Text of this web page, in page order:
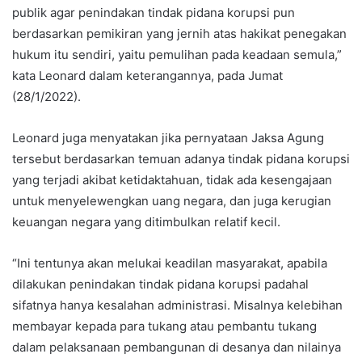
publik agar penindakan tindak pidana korupsi pun
berdasarkan pemikiran yang jernih atas hakikat penegakan
hukum itu sendiri, yaitu pemulihan pada keadaan semula,”
kata Leonard dalam keterangannya, pada Jumat
(28/1/2022).
Leonard juga menyatakan jika pernyataan Jaksa Agung
tersebut berdasarkan temuan adanya tindak pidana korupsi
yang terjadi akibat ketidaktahuan, tidak ada kesengajaan
untuk menyelewengkan uang negara, dan juga kerugian
keuangan negara yang ditimbulkan relatif kecil.
“Ini tentunya akan melukai keadilan masyarakat, apabila
dilakukan penindakan tindak pidana korupsi padahal
sifatnya hanya kesalahan administrasi. Misalnya kelebihan
membayar kepada para tukang atau pembantu tukang
dalam pelaksanaan pembangunan di desanya dan nilainya